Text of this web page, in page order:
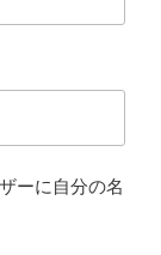
ーに自分の名